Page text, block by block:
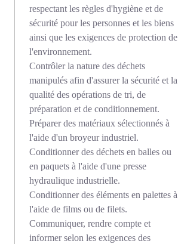
respectant les règles d'hygiène et de
sécurité pour les personnes et les biens
ainsi que les exigences de protection de
l'environnement.
Contrôler la nature des déchets
manipulés afin d'assurer la sécurité et la
qualité des opérations de tri, de
préparation et de conditionnement.
Préparer des matériaux sélectionnés à
l'aide d'un broyeur industriel.
Conditionner des déchets en balles ou
en paquets à l'aide d'une presse
hydraulique industrielle.
Conditionner des éléments en palettes à
l'aide de films ou de filets.
Communiquer, rendre compte et
informer selon les exigences des